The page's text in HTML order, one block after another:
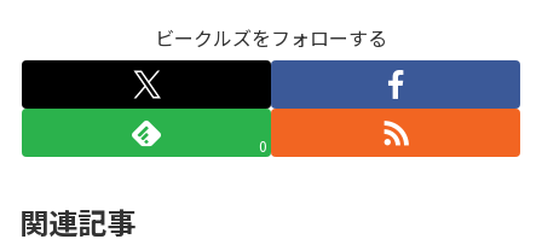
ビークルズをフォローする
0
関連記事